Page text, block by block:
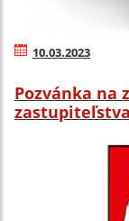
10.03.2023
Pozvánka na
zastupiteľstva